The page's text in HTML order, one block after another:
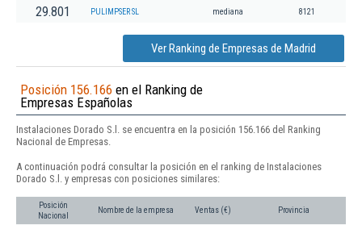
29.801 PULIMPSER SL mediana 8121
Ver Ranking de Empresas de Madrid
Posición 156.166 en el Ranking de
Empresas Españolas
Instalaciones Dorado S.l. se encuentra en la posición 156.166 del Ranking
Nacional de Empresas.
A continuación podrá consultar la posición en el ranking de Instalaciones
Dorado S.l. y empresas con posiciones similares:
Posición
Nacional
Nombre de la empresa Ventas (€) Provincia